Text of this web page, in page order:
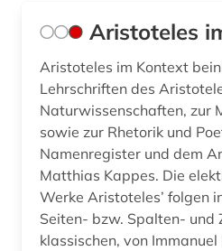
mediävistik (3)
metaphysik (1)
metrik (1)
midrasch (1)
migne (1)
minuskel (1)
Aristoteles
Aristoteles im Kontext
Lehrschriften des
Naturwissenschaften, zur
sowie zur Rhetorik und
Namenregister und dem
Matthias Kappes. Die
Werke Aristoteles’ folgen
Seiten- bzw. Spalten- und
klassischen, von Immanuel